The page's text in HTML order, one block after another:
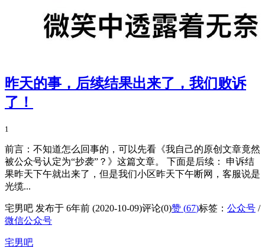
昨天的事，后续结果出来了，我们败诉
了！
1
前言：不知道怎么回事的，可以先看《我自己的原创文章竟然
被公众号认定为“抄袭”？》这篇文章。 下面是后续： 申诉结
果昨天下午就出来了，但是我们小区昨天下午断网，客服说是
光缆...
宅男吧 发布于 6年前 (2020-10-09)评论(0)赞 (67)标签： 公众号 /
微信公众号
宅男吧